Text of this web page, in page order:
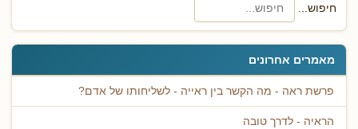
חיפוש...
מאמרים אחרונים
פרשת ראה - מה הקשר בין ראייה - לשליחותו של אדם?
הראיה - לדרך טובה